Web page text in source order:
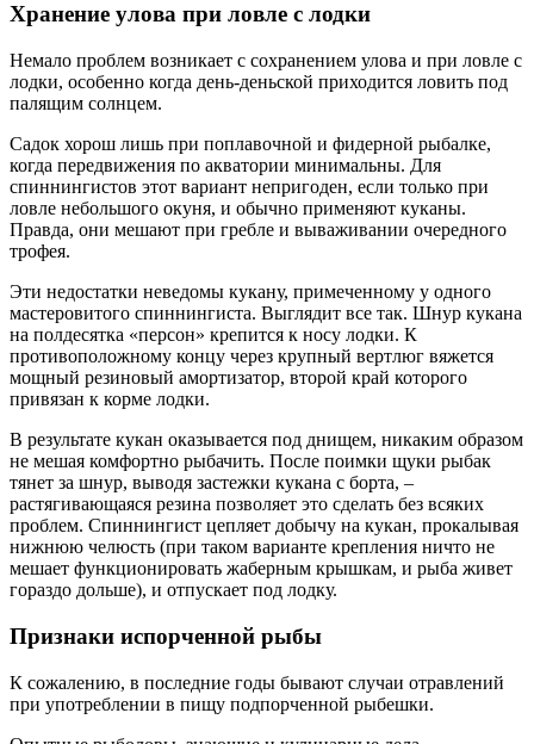
Хранение улова при ловле с лодки
Немало проблем возникает с сохранением улова и при ловле с
лодки, особенно когда день-деньской приходится ловить под
палящим солнцем.
Садок хорош лишь при поплавочной и фидерной рыбалке,
когда передвижения по акватории минимальны. Для
спиннингистов этот вариант непригоден, если только при
ловле небольшого окуня, и обычно применяют куканы.
Правда, они мешают при гребле и вываживании очередного
трофея.
Эти недостатки неведомы кукану, примеченному у одного
мастеровитого спиннингиста. Выглядит все так. Шнур кукана
на полдесятка «персон» крепится к носу лодки. К
противоположному концу через крупный вертлюг вяжется
мощный резиновый амортизатор, второй край которого
привязан к корме лодки.
В результате кукан оказывается под днищем, никаким образом
не мешая комфортно рыбачить. После поимки щуки рыбак
тянет за шнур, выводя застежки кукана с борта, –
растягивающаяся резина позволяет это сделать без всяких
проблем. Спиннингист цепляет добычу на кукан, прокалывая
нижнюю челюсть (при таком варианте крепления ничто не
мешает функционировать жаберным крышкам, и рыба живет
гораздо дольше), и отпускает под лодку.
Признаки испорченной рыбы
К сожалению, в последние годы бывают случаи отравлений
при употреблении в пищу подпорченной рыбешки.